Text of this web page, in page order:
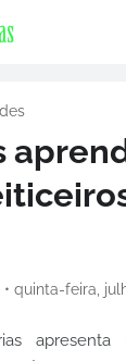
• quinta-feira,
apresenta